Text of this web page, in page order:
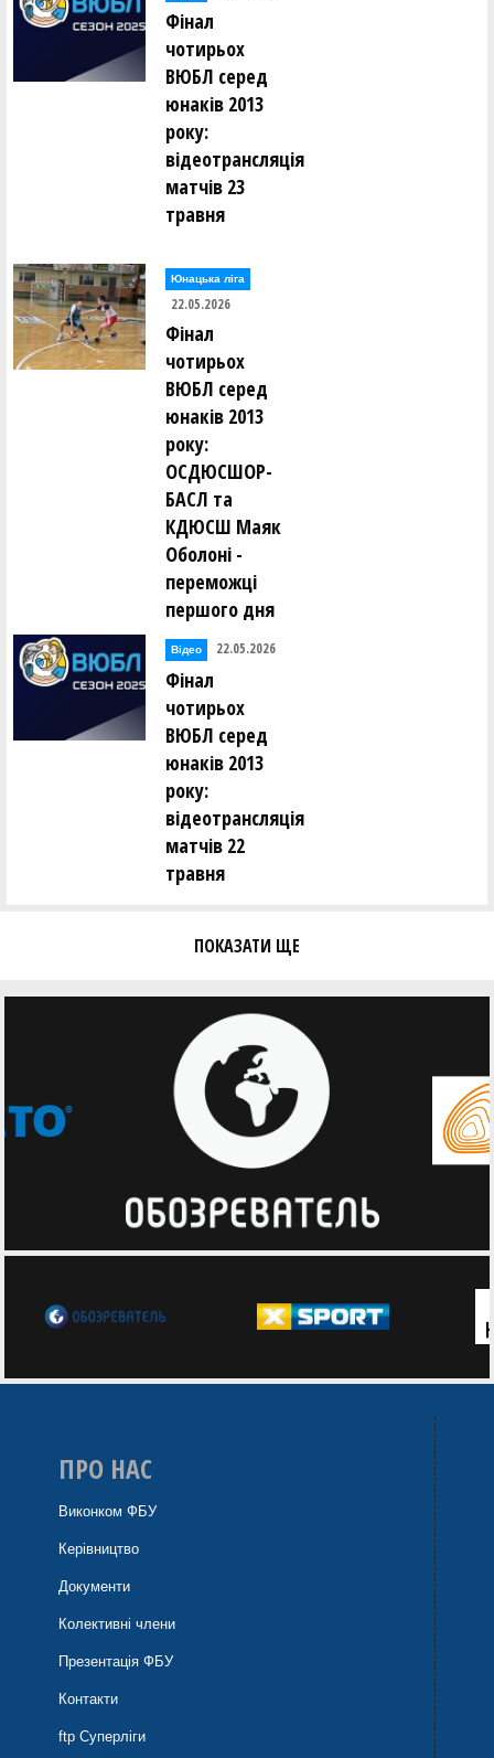
Фінал
чотирьох
ВЮБЛ серед
юнаків 2013
року:
відеотрансляція
матчів 23
травня
Юнацька ліга
22.05.2026
Фінал
чотирьох
ВЮБЛ серед
юнаків 2013
року:
ОСДЮСШОР-
БАСЛ та
КДЮСШ Маяк
Оболоні -
переможці
першого дня
Відео 22.05.2026
Фінал
чотирьох
ВЮБЛ серед
юнаків 2013
року:
відеотрансляція
матчів 22
травня
ПОКАЗАТИ ЩЕ
ПРО НАС
Виконком ФБУ
Керівництво
Документи
Колективні члени
Презентація ФБУ
Контакти
ftp Суперліги